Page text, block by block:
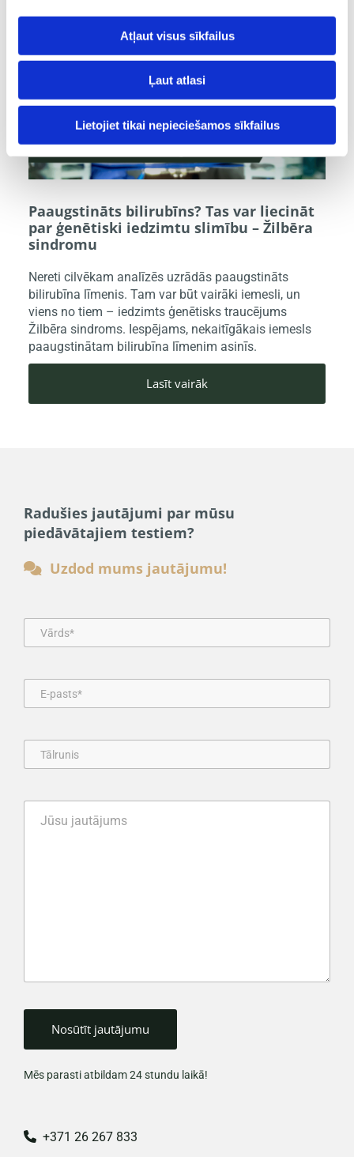
Atļaut visus sīkfailus
Ļaut atlasi
Lietojiet tikai nepieciešamos sīkfailus
Paaugstināts bilirubīns? Tas var liecināt
par ģenētiski iedzimtu slimību – Žilbēra
sindromu
Nereti cilvēkam analīzēs uzrādās paaugstināts
bilirubīna līmenis. Tam var būt vairāki iemesli, un
viens no tiem – iedzimts ģenētisks traucējums
Žilbēra sindroms. Iespējams, nekaitīgākais iemesls
paaugstinātam bilirubīna līmenim asinīs.
Lasīt vairāk
Radušies jautājumi par mūsu
piedāvātajiem testiem?
 Uzdod mums jautājumu!
Mēs parasti atbildam 24 stundu laikā!
 +371 26 267 833